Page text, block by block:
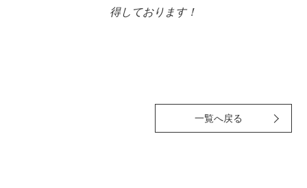
得しております！
一覧へ戻る